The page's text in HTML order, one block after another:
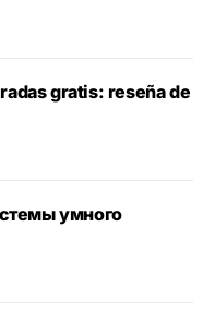
gratis: reseña de
умного